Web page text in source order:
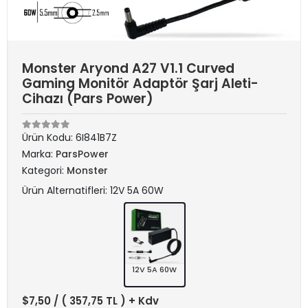
Monster Aryond A27 V1.1 Curved
Gaming Monitör Adaptör Şarj Aleti-
Cihazı (Pars Power)
Ürün Kodu: 6I841B7Z
Marka: ParsPower
Kategori: Monster
Ürün Alternatifleri: 12V 5A 60W
12V 5A 60W
$7,50 / ( 357,75 TL ) + Kdv